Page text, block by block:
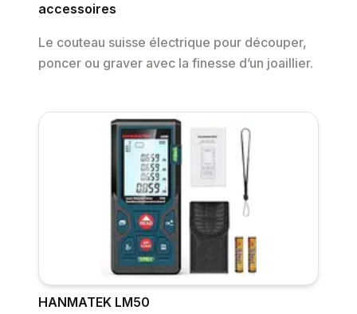
accessoires
Le couteau suisse électrique pour découper,
poncer ou graver avec la finesse d’un joaillier.
HANMATEK LM50